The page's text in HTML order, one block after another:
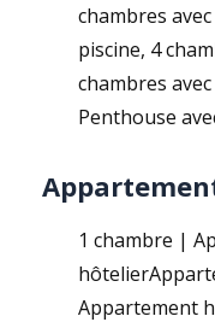
chambres
piscine, 4
chambres
Penthouse
1 chambre |
Appartement